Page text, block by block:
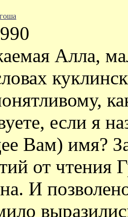
Алла,
если я
Вам) имя?
от чтения
И